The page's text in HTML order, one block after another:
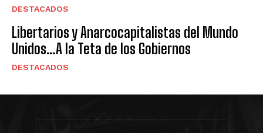
DESTACADOS
Libertarios y Anarcocapitalistas del Mundo
Unidos…A la Teta de los Gobiernos
DESTACADOS